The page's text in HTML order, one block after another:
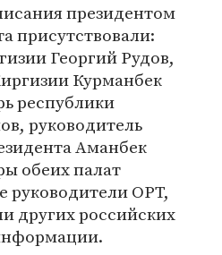
президентом
присутствовали:
Георгий Рудов,
Курманбек
республики
руководитель
Аманбек
обеих палат
руководители ОРТ,
других российских